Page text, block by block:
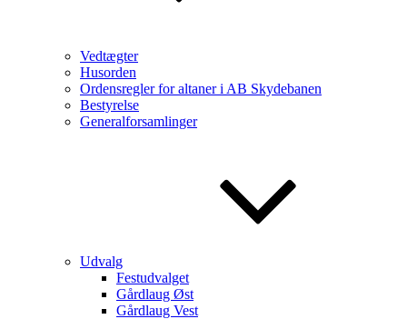
Vedtægter
Husorden
Ordensregler for altaner i AB Skydebanen
Bestyrelse
Generalforsamlinger
Udvalg
Festudvalget
Gårdlaug Øst
Gårdlaug Vest